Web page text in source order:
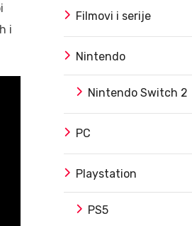
i
Filmovi i serije
Nintendo
Nintendo Switch 2
PC
Playstation
PS5